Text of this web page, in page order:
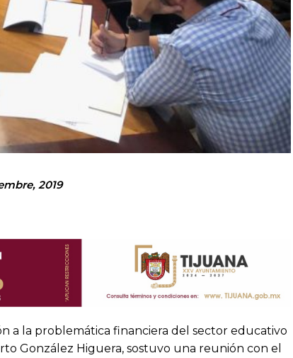
2019
a la problemática financiera del sector educativo
González Higuera, sostuvo una reunión con el